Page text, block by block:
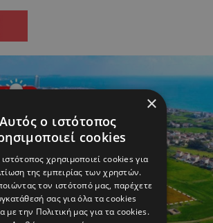
×
Αυτός ο ιστότοπος
cookies
χρησιμοποιεί cookies για
της εμπειρίας των χρηστών.
τον ιστότοπό μας, παρέχετε
σας για όλα τα cookies
με την Πολιτική μας για τα cookies.